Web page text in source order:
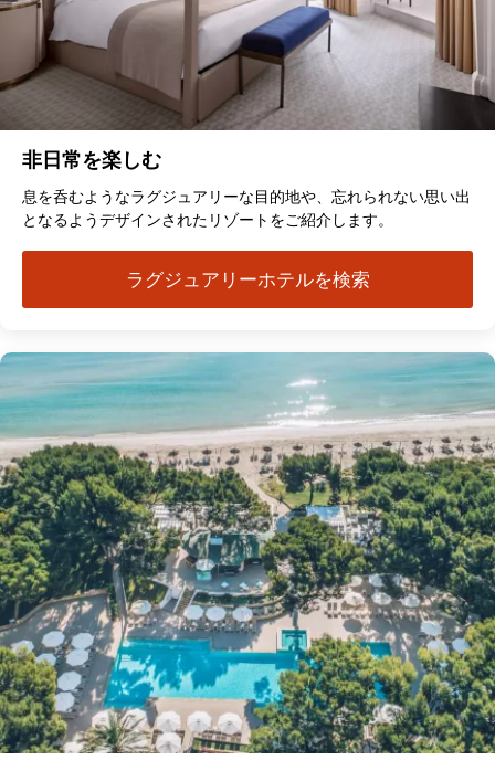
非日常を楽しむ
息を呑むようなラグジュアリーな目的地や、忘れられない思い出
となるようデザインされたリゾートをご紹介します。
ラグジュアリーホテルを検索